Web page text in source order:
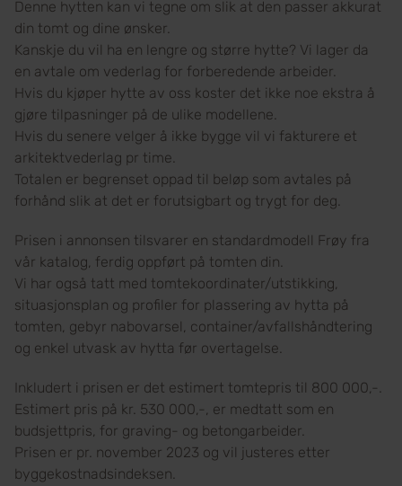
Denne hytten kan vi tegne om slik at den passer akkurat
din tomt og dine ønsker.
Kanskje du vil ha en lengre og større hytte? Vi lager da
en avtale om vederlag for forberedende arbeider.
Hvis du kjøper hytte av oss koster det ikke noe ekstra å
gjøre tilpasninger på de ulike modellene.
Hvis du senere velger å ikke bygge vil vi fakturere et
arkitektvederlag pr time.
Totalen er begrenset oppad til beløp som avtales på
forhånd slik at det er forutsigbart og trygt for deg.
Prisen i annonsen tilsvarer en standardmodell Frøy fra
vår katalog, ferdig oppført på tomten din.
Vi har også tatt med tomtekoordinater/utstikking,
situasjonsplan og profiler for plassering av hytta på
tomten, gebyr nabovarsel, container/avfallshåndtering
og enkel utvask av hytta før overtagelse.
Inkludert i prisen er det estimert tomtepris til 800 000,-.
Estimert pris på kr. 530 000,-, er medtatt som en
budsjettpris, for graving- og betongarbeider.
Prisen er pr. november 2023 og vil justeres etter
byggekostnadsindeksen.